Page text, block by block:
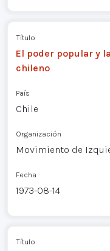
Título
El poder popular y
chileno
País
Chile
Organización
Movimiento de
Fecha
1973-08-14
Título